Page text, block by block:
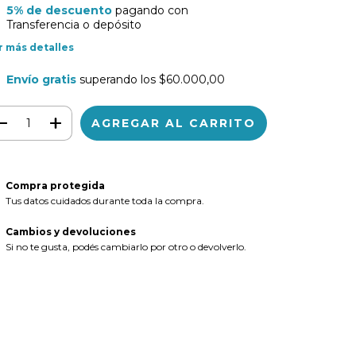
5% de descuentopagando con
Transferencia o depósito
más detalles
Envío gratis superando los $60.000,00
Compra protegida
Tus datos cuidados durante toda la compra.
Cambios y devoluciones
Si no te gusta, podés cambiarlo por otro o devolverlo.